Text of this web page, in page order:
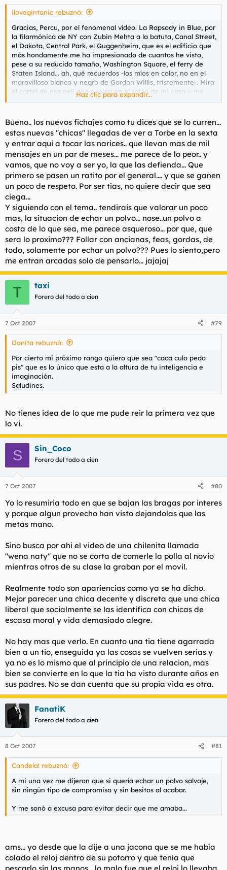
ilovegintonic rebuznó:
Gracias, Percu, por el fenomenal vídeo. La Rapsody in Blue, por
la filarmónica de NY con Zubin Mehta a la batuta, Canal Street,
el Dakota, Central Park, el Guggenheim, que es el edificio que
más hondamente me ha impresionado de cuantos he visto,
pese a su reducido tamaño, Washington Square, el ferry de
Staten Island... ah, qué recuerdos -los míos en color, no en el
maravilloso blanco y negro de Gordon Willis, tristemente-. Miro
el cartel de esa peli que cuelga en el salón de mi casa y me
sirvo un oporto -ruby, claro está-.
Y ahora, el tema del hilo.
Mira, golfilla. Entre tú y los nuevos fichajes femeninos estáis
despertando en mí un lado misógino más parecido al del
estrangulador de Boston que a cualquier otra cosa. Insinuar,
siquiera pensar que el tema de que alguien pretenda venderos
una burra cualquiera para poder follaros y que eso sea culpa
del que lo hace y no del conjunto de las mujeres que
históricamente no ha accedido a tal cosa a no ser que hayan
sido cameladas, infinitamente adoradas, cortejadas, es de
tener un rostro más duro que el hormigón. Cómo se puede
perder tanto los papeles, como se puede negar tantísimo la
realidad, cómo se puede hacer este odioso revisionismo. Asco
me dais.
Haz clic para expandir...
Bueno.. los nuevos fichajes como tu dices que se lo curren...
estas nuevas "chicas" llegadas de ver a Torbe en la sexta
y entrar aqui a tocar las narices.. que llevan mas de mil
mensajes en un par de meses... me parece de lo peor.. y
vamos, que no voy a ser yo, la que las defienda... Que
primero se pasen un ratito por el general.... y que se ganen
un poco de respeto. Por ser tias, no quiere decir que sea
ciega...
Y siguiendo con el tema.. tendirais que valorar un poco
mas, la situacion de echar un polvo... nose..un polvo a
costa de lo que sea, me parece asqueroso... por que, que
sera lo proximo??? Follar con ancianas, feas, gordas, de
todo, solamente por echar un polvo??? Pues lo siento,pero
me entran arcadas solo de pensarlo... jajajaj
T taxi
Forero del todo a cien
7 Oct 2007 #79
Danita rebuznó:
Por cierto mi próximo rango quiero que sea "caca culo pedo
pis" que es lo único que esta a la altura de tu inteligencia e
imaginación.
Saludines.
No tienes idea de lo que me pude reir la primera vez que
lo vi.
S Sin_Coco
Forero del todo a cien
7 Oct 2007 #80
Yo lo resumiria todo en que se bajan las bragas por interes
y porque algun provecho han visto dejandolas que las
metas mano.
Sino busca por ahi el video de una chilenita llamada
"wena naty" que no se corta de comerle la polla al novio
mientras otros de su clase la graban por el movil.
Realmente todo son apariencias como ya se ha dicho.
Mejor parecer una chica decente y discreta que una chica
liberal que socialmente se las identifica con chicas de
escasa moral y vida demasiado alegre.
No hay mas que verlo. En cuanto una tia tiene agarrada
bien a un tio, enseguida ya las cosas se vuelven serias y
ya no es lo mismo que al principio de una relacion, mas
bien se convierte en lo que la tia ha visto durante años en
sus padres. No se dan cuenta que su propia vida es otra.
FanatiK
Forero del todo a cien
8 Oct 2007 #81
Candela! rebuznó:
A mi una vez me dijeron que si quería echar un polvo salvaje,
sin ningún tipo de compromiso y sin besitos al acabar.
Y me sonó a excusa para evitar decir que me amaba...
ams... yo desde que la dije a una jacona que se me había
colado el reloj dentro de su potorro y que tenía que